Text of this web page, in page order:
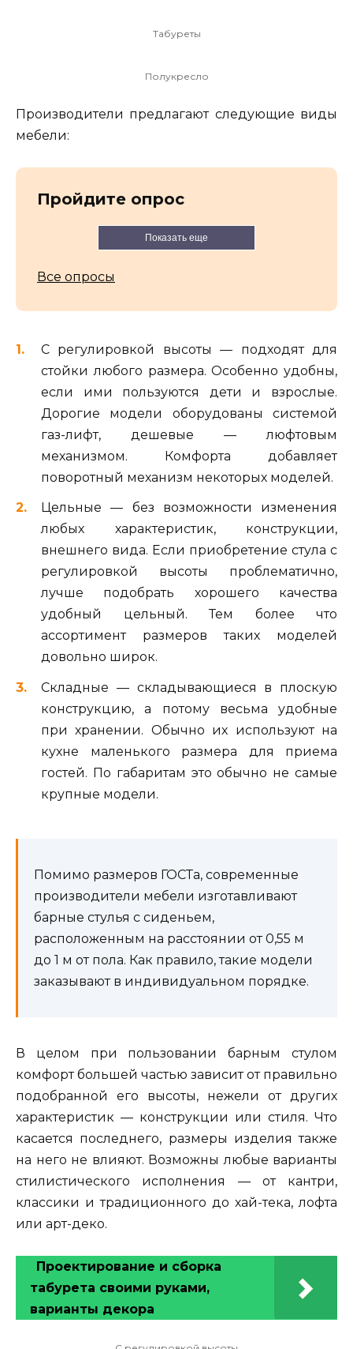
Табуреты
Полукресло
Производители предлагают следующие виды
мебели:
Пройдите опрос
Показать еще
Все опросы
С регулировкой высоты — подходят для
стойки любого размера. Особенно удобны,
если ими пользуются дети и взрослые.
Дорогие модели оборудованы системой
газ-лифт, дешевые — люфтовым
механизмом. Комфорта добавляет
поворотный механизм некоторых моделей.
Цельные — без возможности изменения
любых характеристик, конструкции,
внешнего вида. Если приобретение стула с
регулировкой высоты проблематично,
лучше подобрать хорошего качества
удобный цельный. Тем более что
ассортимент размеров таких моделей
довольно широк.
Складные — складывающиеся в плоскую
конструкцию, а потому весьма удобные
при хранении. Обычно их используют на
кухне маленького размера для приема
гостей. По габаритам это обычно не самые
крупные модели.
Помимо размеров ГОСТа, современные
производители мебели изготавливают
барные стулья с сиденьем,
расположенным на расстоянии от 0,55 м
до 1 м от пола. Как правило, такие модели
заказывают в индивидуальном порядке.
В целом при пользовании барным стулом
комфорт большей частью зависит от правильно
подобранной его высоты, нежели от других
характеристик — конструкции или стиля. Что
касается последнего, размеры изделия также
на него не влияют. Возможны любые варианты
стилистического исполнения — от кантри,
классики и традиционного до хай-тека, лофта
или арт-деко.
Проектирование и сборка
табурета своими руками,
варианты декора